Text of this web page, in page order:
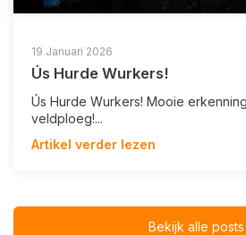
19 Januari 2026
Ús Hurde Wurkers!
Ús Hurde Wurkers! Mooie
veldploeg!...
Artikel verder lezen
Bekijk alle posts